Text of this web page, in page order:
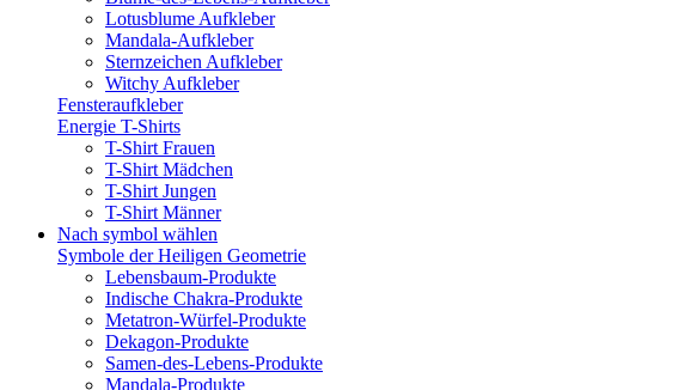
Lotusblume Aufkleber
Mandala-Aufkleber
Sternzeichen Aufkleber
Witchy Aufkleber
Fensteraufkleber
Energie T-Shirts
T-Shirt Frauen
T-Shirt Mädchen
T-Shirt Jungen
T-Shirt Männer
Nach symbol wählen
Symbole der Heiligen Geometrie
Lebensbaum-Produkte
Indische Chakra-Produkte
Metatron-Würfel-Produkte
Dekagon-Produkte
Samen-des-Lebens-Produkte
Mandala-Produkte